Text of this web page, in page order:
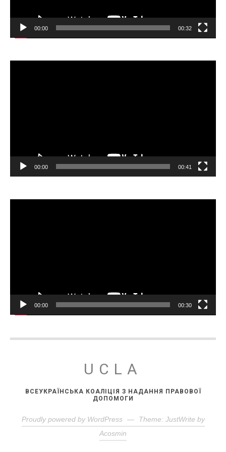
00:00 00:32
00:00 00:41
00:00 00:30
UCLA
ВСЕУКРАЇНСЬКА КОАЛІЦІЯ З НАДАННЯ ПРАВОВОЇ
ДОПОМОГИ
Proudly powered by WordPress —
Theme: JustWrite by
Acosmin